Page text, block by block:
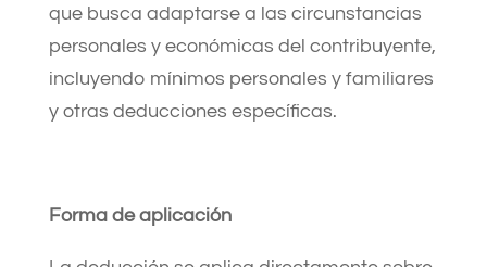
que busca adaptarse a las circunstancias
personales y económicas del contribuyente,
incluyendo mínimos personales y familiares
y otras deducciones específicas.
Forma de aplicación